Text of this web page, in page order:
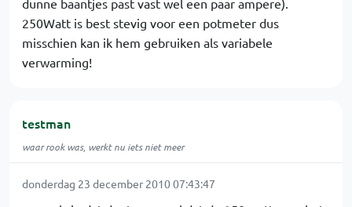
dunne baantjes past vast wel een paar ampere).
250Watt is best stevig voor een potmeter dus
misschien kan ik hem gebruiken als variabele
verwarming!
testman
waar rook was, werkt nu iets niet meer
donderdag 23 december 2010 07:43:47